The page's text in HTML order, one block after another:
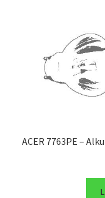
ACER 7763PE –